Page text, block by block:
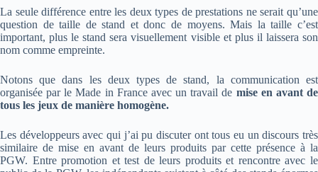
La seule différence entre les deux types de prestations ne serait qu’une
question de taille de stand et donc de moyens. Mais la taille c’est
important, plus le stand sera visuellement visible et plus il laissera son
nom comme empreinte.
Notons que dans les deux types de stand, la communication est
organisée par le Made in France avec un travail de mise en avant de
tous les jeux de manière homogène.
Les développeurs avec qui j’ai pu discuter ont tous eu un discours très
similaire de mise en avant de leurs produits par cette présence à la
PGW. Entre promotion et test de leurs produits et rencontre avec le